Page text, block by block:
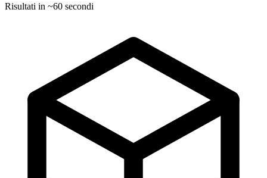
Risultati in ~60 secondi